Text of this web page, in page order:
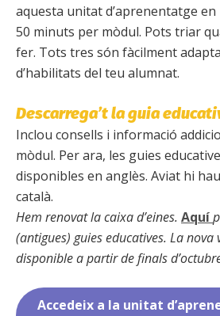
aquesta unitat d’aprenentatge
50 minuts per mòdul. Pots triar
fer. Tots tres són fàcilment
d’habilitats del teu alumnat.
Descarrega’t la guia
Inclou consells i informació
mòdul. Per ara, les guies
disponibles en anglès. Aviat hi
català.
Hem renovat la caixa d’eines. Aquí
(antigues) guies educatives. La nova
disponible a partir de finals
Accedeix a la unitat